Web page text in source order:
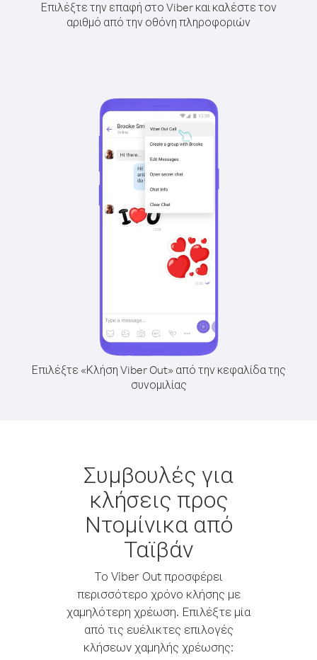
Επιλέξτε την επαφή στο Viber και καλέστε τον
αριθμό από την οθόνη πληροφοριών
Επιλέξτε «Κλήση Viber Out» από την κεφαλίδα της
συνομιλίας
Συμβουλές για
κλήσεις προς
Ντομίνικα από
Ταϊβάν
Το Viber Out προσφέρει
περισσότερο χρόνο κλήσης με
χαμηλότερη χρέωση. Επιλέξτε μία
από τις ευέλικτες επιλογές
κλήσεων χαμηλής χρέωσης: